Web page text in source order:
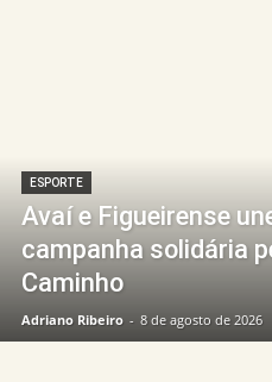
ESPORTE
Avaí e Figueirense
campanha solidária
Caminho
Adriano Ribeiro - 8 de agosto de 2026